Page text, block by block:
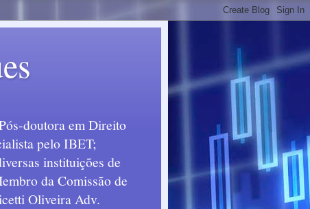
doutora em Direito
pelo IBET;
instituições de
da Comissão de
Oliveira Adv.